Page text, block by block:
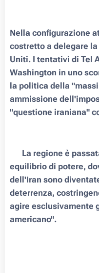
Nella configurazione
costretto a delegare
Uniti. I tentativi di Tel
Washington in uno
la politica della
ammissione
"questione iraniana"
❗️ La regione è
equilibrio di potere,
dell'Iran sono
deterrenza,
agire esclusivamente
americano".